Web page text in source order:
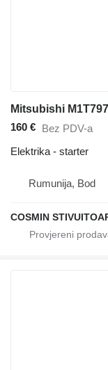
Mitsubishi
160 € Bez PDV-a
Elektrika - starter
Rumunija, Bod
COSMIN